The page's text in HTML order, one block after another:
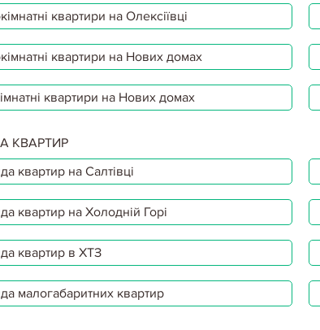
квартири на Олексіївці
квартири на Нових домах
квартири на Нових домах
КВАРТИР
квартир на Салтівці
квартир на Холодній Горі
квартир в ХТЗ
малогабаритних квартир